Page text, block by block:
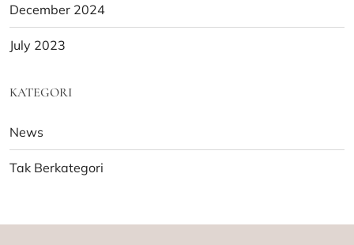
December 2024
July 2023
KATEGORI
News
Tak Berkategori